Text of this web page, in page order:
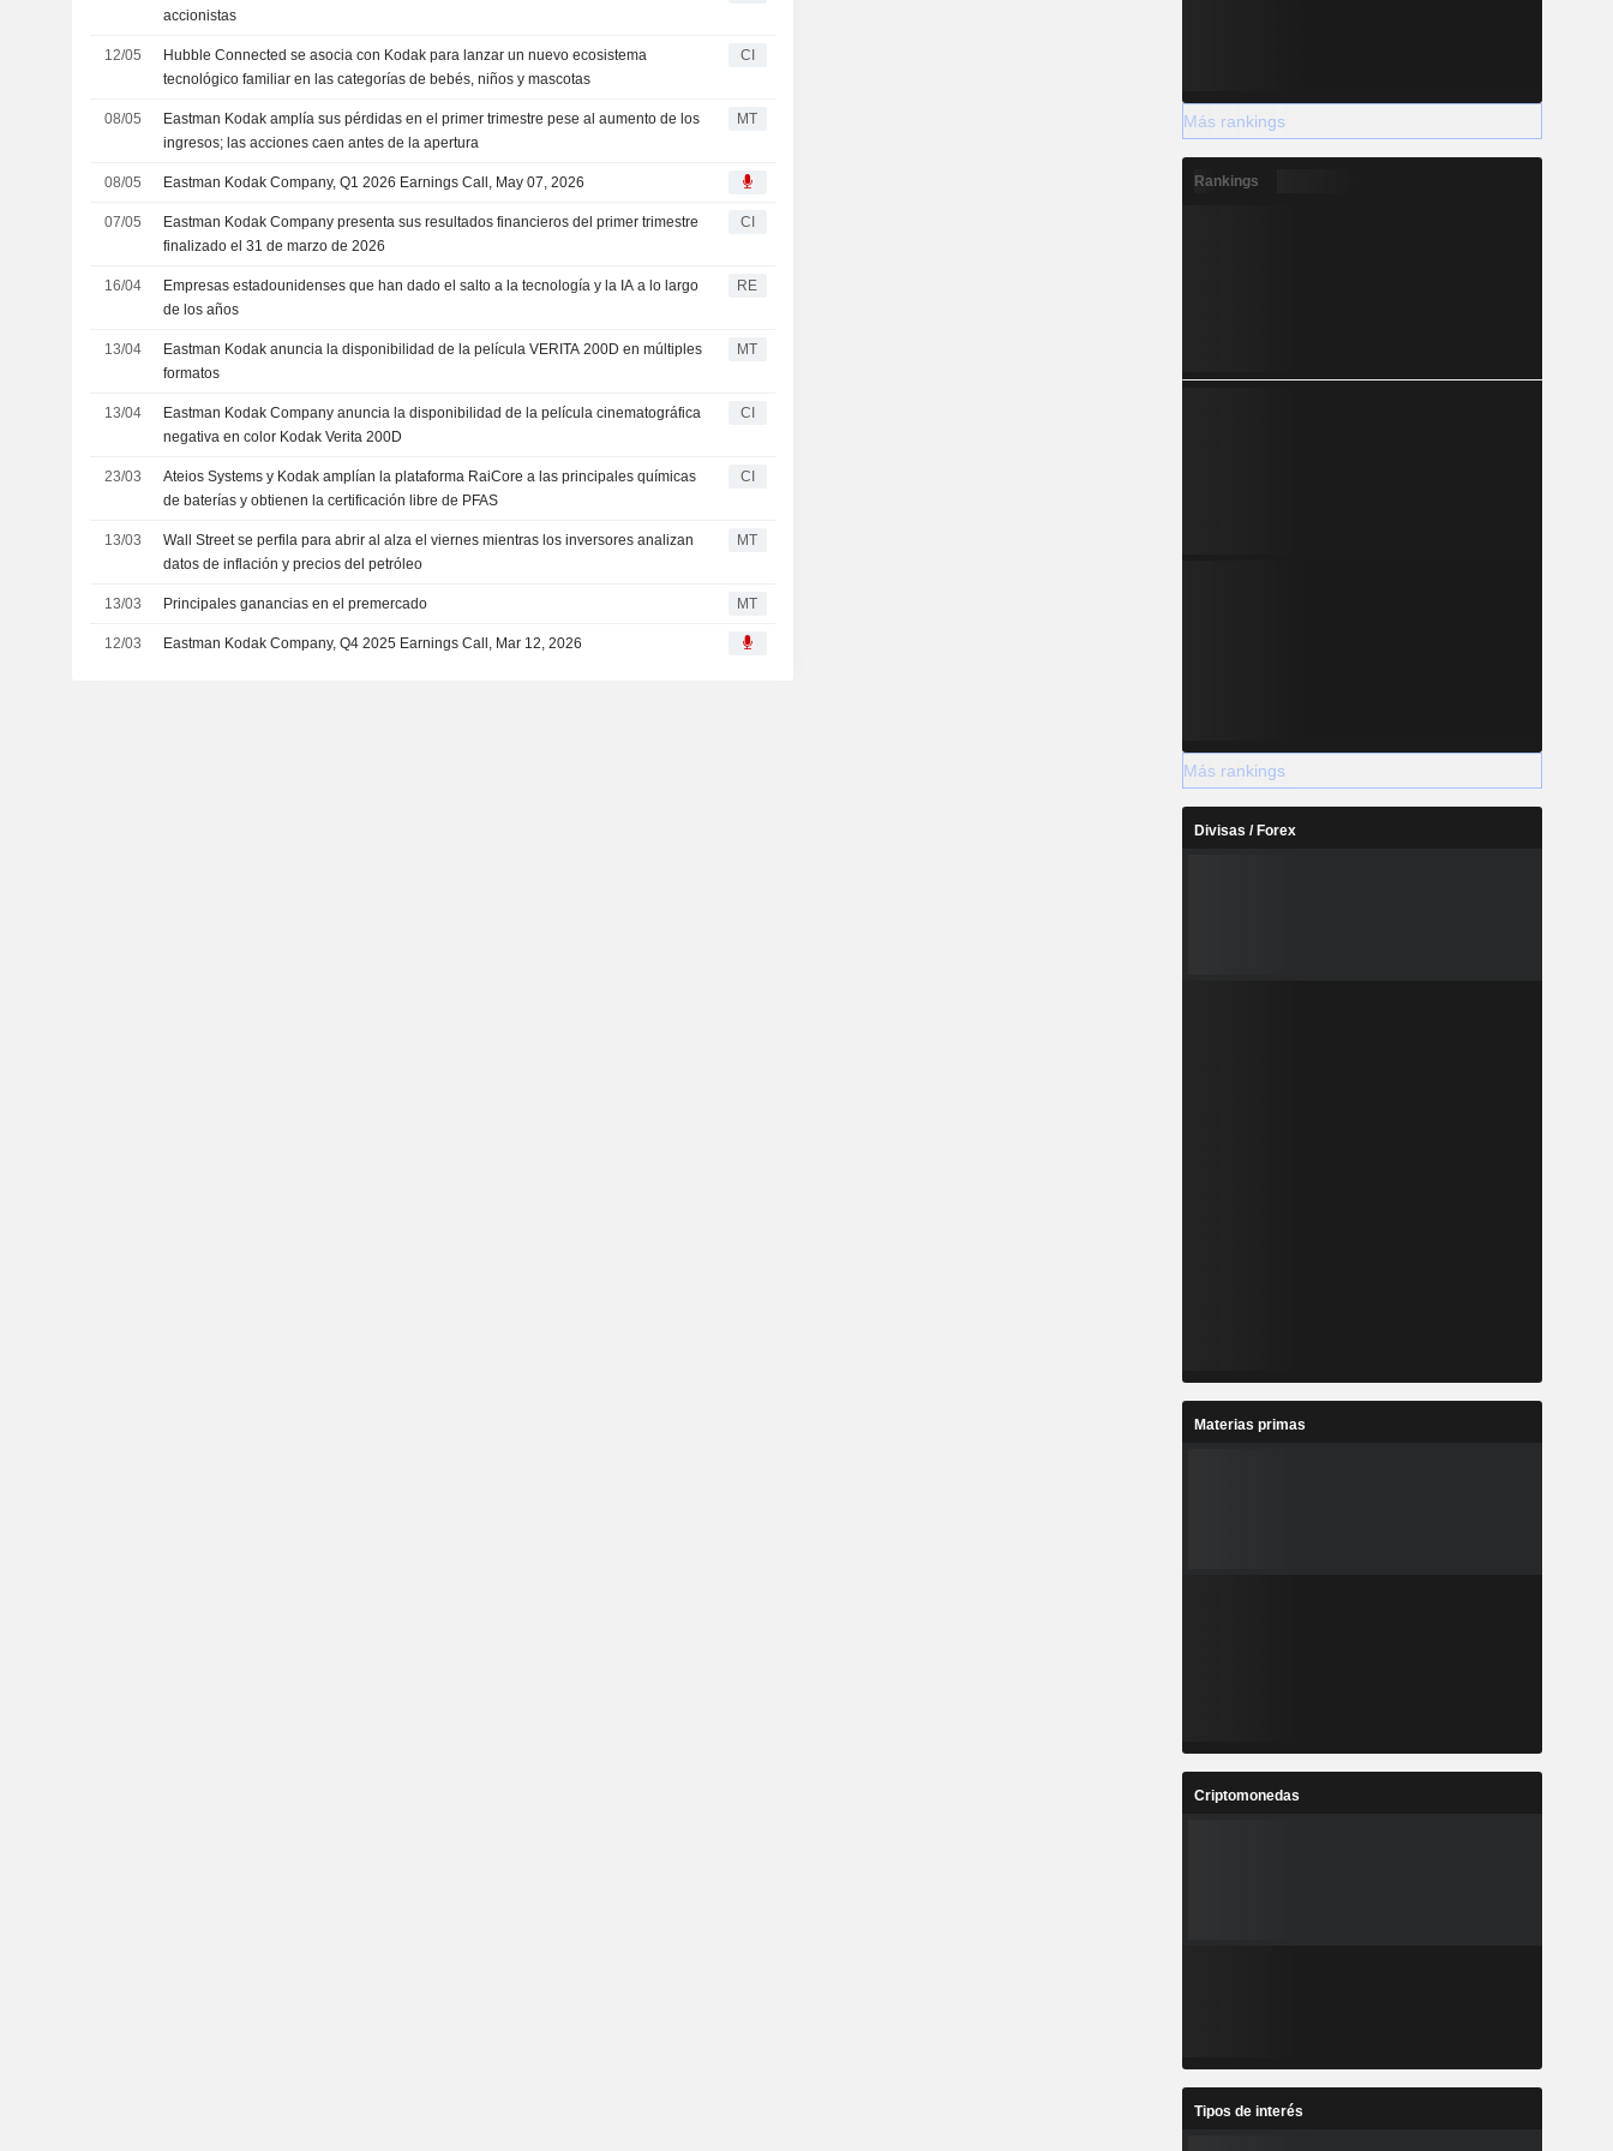
accionistas
12/05
Hubble Connected se asocia con Kodak para lanzar un nuevo ecosistema
tecnológico familiar en las categorías de bebés, niños y mascotas
CI
08/05
Eastman Kodak amplía sus pérdidas en el primer trimestre pese al aumento de los
ingresos; las acciones caen antes de la apertura
MT
08/05 Eastman Kodak Company, Q1 2026 Earnings Call, May 07, 2026
07/05
Eastman Kodak Company presenta sus resultados financieros del primer trimestre
finalizado el 31 de marzo de 2026
CI
16/04
Empresas estadounidenses que han dado el salto a la tecnología y la IA a lo largo
de los años
RE
13/04
Eastman Kodak anuncia la disponibilidad de la película VERITA 200D en múltiples
formatos
MT
13/04
Eastman Kodak Company anuncia la disponibilidad de la película cinematográfica
negativa en color Kodak Verita 200D
CI
23/03
Ateios Systems y Kodak amplían la plataforma RaiCore a las principales químicas
de baterías y obtienen la certificación libre de PFAS
CI
13/03
Wall Street se perfila para abrir al alza el viernes mientras los inversores analizan
datos de inflación y precios del petróleo
MT
13/03 Principales ganancias en el premercado MT
12/03 Eastman Kodak Company, Q4 2025 Earnings Call, Mar 12, 2026
Más rankings
Rankings
Más rankings
Divisas / Forex
Materias primas
Criptomonedas
Tipos de interés